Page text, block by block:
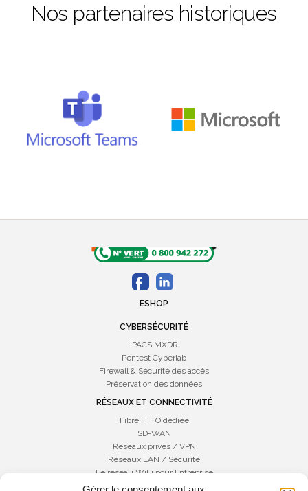
Nos partenaires historiques
ESHOP
CYBERSÉCURITÉ
IPACS MXDR
Pentest Cyberlab
Firewall & Sécurité des accès
Préservation des données
RÉSEAUX ET CONNECTIVITÉ
Fibre FTTO dédiée
SD-WAN
Réseaux privès / VPN
Réseaux LAN / Sécurité
Le réseau WiFi pour Entreprise